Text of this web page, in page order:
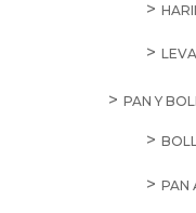
PAN Y
PAN